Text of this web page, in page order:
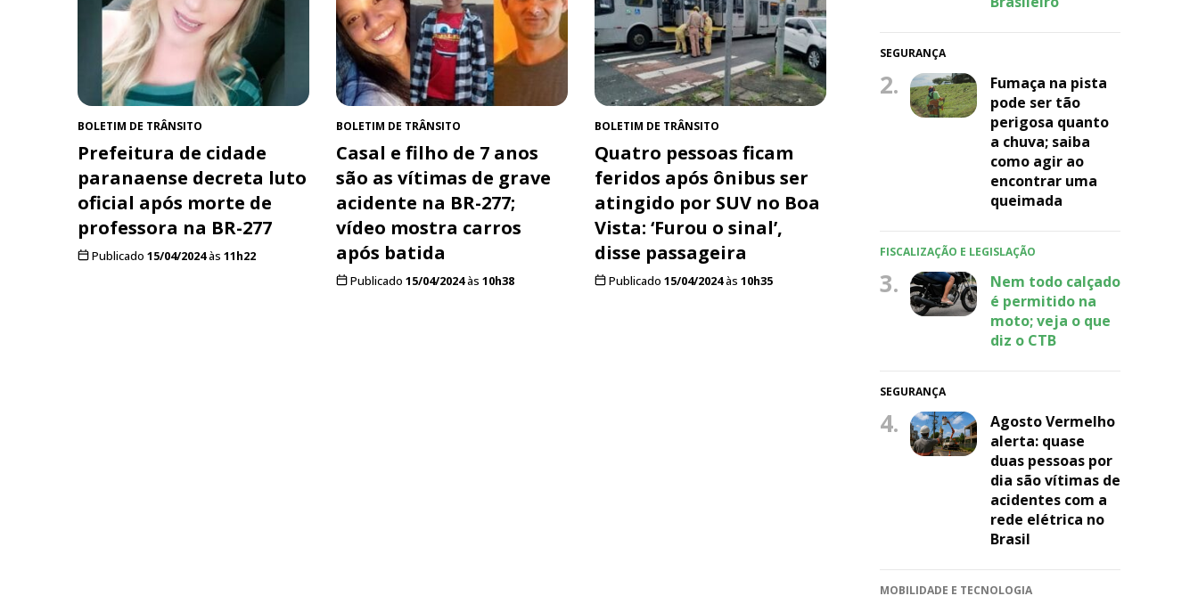
BOLETIM DE TRÂNSITO
Prefeitura de cidade
paranaense decreta luto
oficial após morte de
professora na BR-277
Publicado 15/04/2024às 11h22
BOLETIM DE TRÂNSITO
Casal e filho de 7 anos
são as vítimas de grave
acidente na BR-277;
vídeo mostra carros
após batida
Publicado 15/04/2024às 10h38
BOLETIM DE TRÂNSITO
Quatro pessoas ficam
feridos após ônibus ser
atingido por SUV no Boa
Vista: ‘Furou o sinal’,
disse passageira
Publicado 15/04/2024às 10h35
SEGURANÇA
2.
Fumaça na pista
pode ser tão
perigosa quanto
a chuva; saiba
como agir ao
encontrar uma
queimada
FISCALIZAÇÃO E LEGISLAÇÃO
3.
Nem todo calçado
é permitido na
moto; veja o que
diz o CTB
SEGURANÇA
4.
Agosto Vermelho
alerta: quase
duas pessoas por
dia são vítimas de
acidentes com a
rede elétrica no
Brasil
MOBILIDADE E TECNOLOGIA